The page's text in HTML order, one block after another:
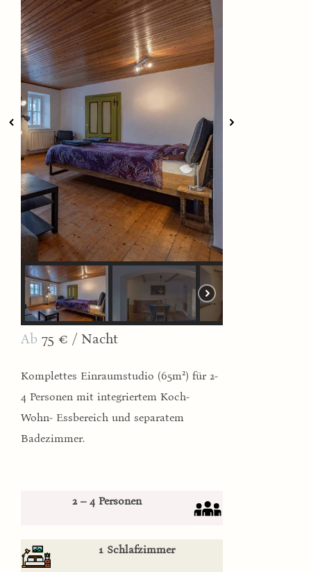
Ab 75 € / Nacht
Komplettes Einraumstudio (65m2) für 2-
4 Personen mit integriertem Koch-
Wohn- Essbereich und separatem
Badezimmer.
2 – 4 Personen
1 Schlafzimmer